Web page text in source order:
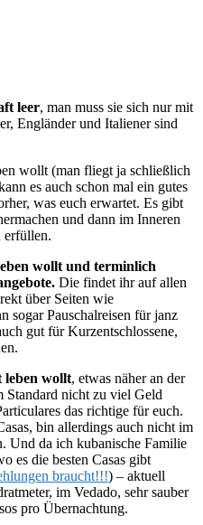
leer, man muss sie sich nur mit
Engländer und Italiener sind
wollt (man fliegt ja schließlich
es auch schon mal ein gutes
was euch erwartet. Es gibt
und dann im Inneren
erfüllen.
wollt und terminlich
Die findet ihr auf allen
über Seiten wie
sogar Pauschalreisen für janz
gut für Kurzentschlossene,
leben wollt, etwas näher an der
Standard nicht zu viel Geld
das richtige für euch.
bin allerdings auch nicht im
Und da ich kubanische Familie
es die besten Casas gibt
braucht!!!) – aktuell
im Vedado, sehr sauber
pro Übernachtung.